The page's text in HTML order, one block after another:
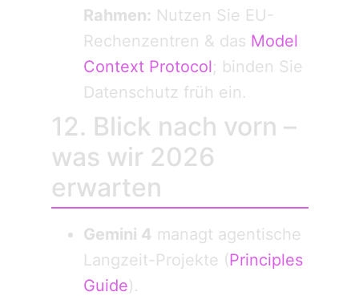
Rahmen: Nutzen Sie EU-
Rechenzentren & das Model
Context Protocol; binden Sie
Datenschutz früh ein.
12. Blick nach vorn –
was wir 2026
erwarten
Gemini 4 managt agentische
Langzeit-Projekte (Principles
Guide).